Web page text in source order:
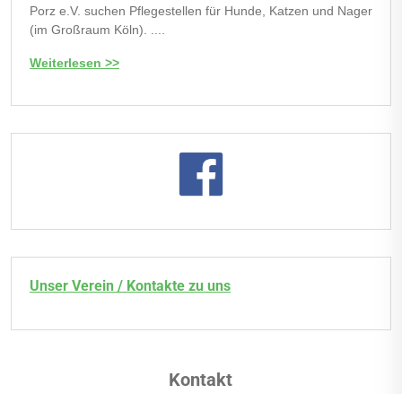
Porz e.V. suchen Pflegestellen für Hunde, Katzen und Nager
(im Großraum Köln). ....
Weiterlesen >>
Unser Verein / Kontakte zu uns
Kontakt